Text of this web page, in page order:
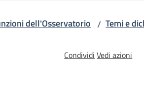
dell'Osservatorio / Temi e
Condividi Vedi azioni